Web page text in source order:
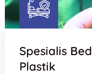
Spesialis
Plastik